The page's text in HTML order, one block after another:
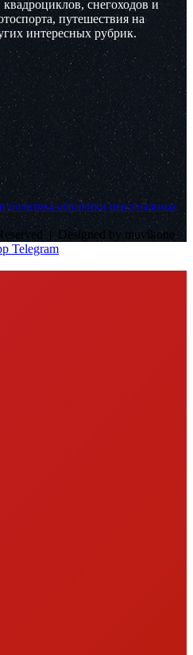
снегоходов и
путешествия на
интересных рубрик.
политика обработки персональных
|
Designed by muvikone
Telegram